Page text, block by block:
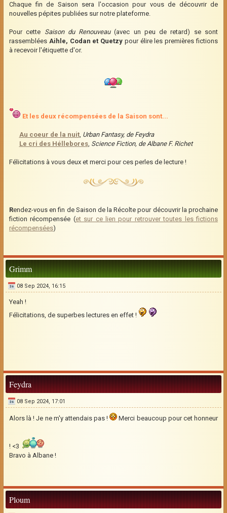
Chaque fin de Saison sera l'occasion pour vous de découvrir de
nouvelles pépites publiées sur notre plateforme.
Pour cette Saison du Renouveau(avec un peu de retard) se sont
rassemblées Aihle, Codan et Quetzy pour élire les premières fictions
à recevoir l'étiquette d'or.
Et les deux récompensées de la Saison sont...
Au coeur de la nuit, Urban Fantasy, de Feydra
Le cri des Héllebores, Science Fiction, de Albane F. Richet
Félicitations à vous deux et merci pour ces perles de lecture !
Rendez-vous en fin de Saison de la Récolte pour découvrir la prochaine
fiction récompensée (et sur ce lien pour retrouver toutes les fictions
récompensées)
Grimm
08 Sep 2024, 16:15
Yeah !
Félicitations, de superbes lectures en effet !
Feydra
08 Sep 2024, 17:01
Alors là ! Je ne m'y attendais pas ! Merci beaucoup pour cet honneur
! <3
Bravo à Albane !
Ploum